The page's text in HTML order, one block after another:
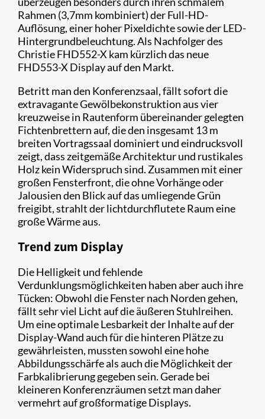
Rahmen (3,7mm kombiniert) der Full-HD-
Auflösung, einer hoher Pixeldichte sowie der LED-
Hintergrundbeleuchtung. Als Nachfolger des
Christie FHD552-X kam kürzlich das neue
FHD553-X Display auf den Markt.
Betritt man den Konferenzsaal, fällt sofort die
extravagante Gewölbekonstruktion aus vier
kreuzweise in Rautenform übereinander gelegten
Fichtenbrettern auf, die den insgesamt 13 m
breiten Vortragssaal dominiert und eindrucksvoll
zeigt, dass zeitgemäße Architektur und rustikales
Holz kein Widerspruch sind. Zusammen mit einer
großen Fensterfront, die ohne Vorhänge oder
Jalousien den Blick auf das umliegende Grün
freigibt, strahlt der lichtdurchflutete Raum eine
große Wärme aus.
Trend zum Display
Die Helligkeit und fehlende
Verdunklungsmöglichkeiten haben aber auch ihre
Tücken: Obwohl die Fenster nach Norden gehen,
fällt sehr viel Licht auf die äußeren Stuhlreihen.
Um eine optimale Lesbarkeit der Inhalte auf der
Display-Wand auch für die hinteren Plätze zu
gewährleisten, mussten sowohl eine hohe
Abbildungsschärfe als auch die Möglichkeit der
Farbkalibrierung gegeben sein. Gerade bei
kleineren Konferenzräumen setzt man daher
vermehrt auf großformatige Displays.